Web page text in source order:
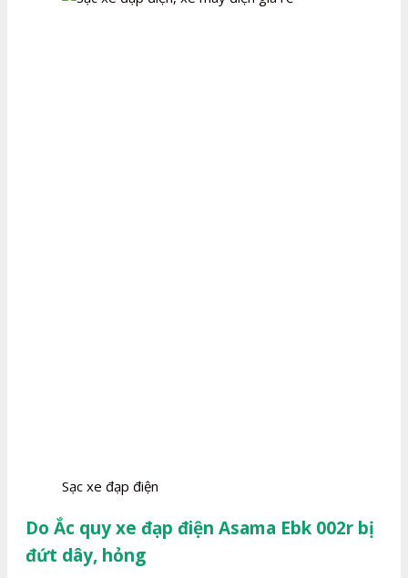
Sạc xe đạp điện
Do Ắc quy xe đạp điện Asama Ebk 002r bị
đứt dây, hỏng